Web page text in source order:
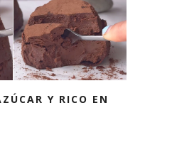
Y RICO EN